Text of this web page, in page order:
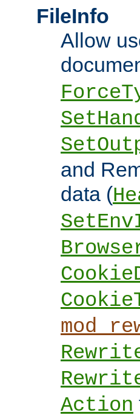
FileInfo
Allow
and
data (
Action